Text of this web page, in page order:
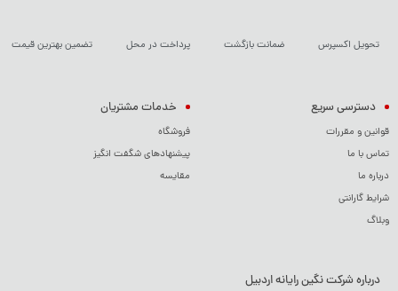
تحویل اکسپرس ضمانت بازگشت پرداخت در محل تضمین بهترین قیمت
دسترسی سریع
قوانین و مقررات
تماس با ما
درباره ما
شرایط گارانتی
وبلاگ
خدمات مشتریان
فروشگاه
پیشنهادهای شگفت انگیز
مقایسه
درباره شرکت نگین رایانه اردبیل